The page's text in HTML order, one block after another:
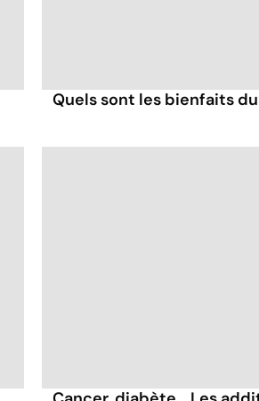
Quels sont les bienfaits